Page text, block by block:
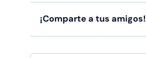
¡Comparte a tus amigos!